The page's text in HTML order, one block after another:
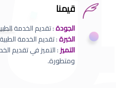
قيمنا
الجودة: تقديم الخدمة
الخبرة: تقديم الخدمة
التميز: التميز في تقديم
ومتطورة.